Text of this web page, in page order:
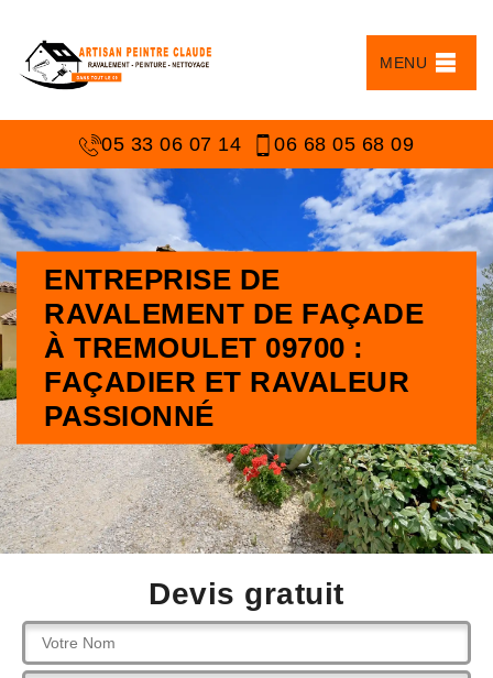
MENU
05 33 06 07 14 06 68 05 68 09
ENTREPRISE DE
RAVALEMENT DE FAÇADE
À TREMOULET 09700 :
FAÇADIER ET RAVALEUR
PASSIONNÉ
Devis gratuit